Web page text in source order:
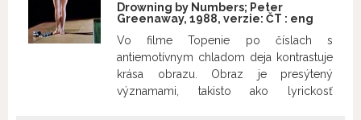
Drowning by Numbers; Peter
Greenaway, 1988, verzie: ČT : eng
Vo filme Topenie po číslach s
antiemotívnym chladom deja kontrastuje
krása obrazu. Obraz je presýtený
významami, takisto ako lyrickosť